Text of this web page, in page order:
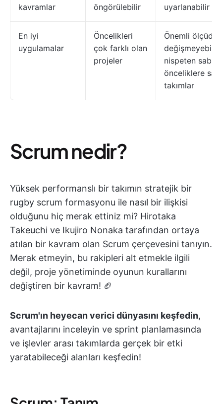
kavramlar
öngörülebilir
uyarlanabilir
En iyi
uygulamalar
Öncelikleri
çok farklı olan
projeler
Önemli ölçüde
nispeten sabit
önceliklere
takımlar
Scrum nedir?
Yüksek performanslı bir takımın stratejik bir
rugby scrum formasyonu ile nasıl bir ilişkisi
olduğunu hiç merak ettiniz mi? Hirotaka
Takeuchi ve Ikujiro Nonaka tarafından ortaya
atılan bir kavram olan Scrum çerçevesini tanıyın.
Merak etmeyin, bu rakipleri alt etmekle ilgili
değil, proje yönetiminde oyunun kurallarını
değiştiren bir kavram! 🏈
Scrum'ın heyecan verici dünyasını keşfedin,
avantajlarını inceleyin ve sprint planlamasında
ve işlevler arası takımlarda gerçek bir etki
yaratabileceği alanları keşfedin!